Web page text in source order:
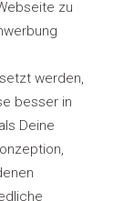
zu
werden,
besser in
Deine